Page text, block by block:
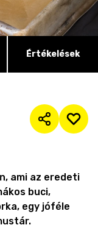
Értékelések
ami az eredeti
buci,
egy jóféle